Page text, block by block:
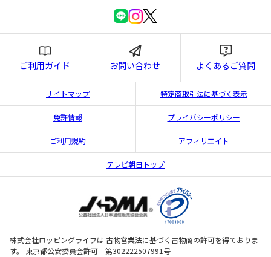
ご利用ガイド お問い合わせ よくあるご質問
サイトマップ 特定商取引法に基づく表示
免許情報 プライバシーポリシー
ご利用規約 アフィリエイト
テレビ朝日トップ
株式会社ロッピングライフは 古物営業法に基づく古物商の許可を得ておりま
す。 東京都公安委員会許可 第302222507991号